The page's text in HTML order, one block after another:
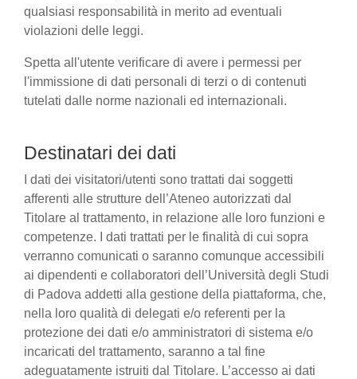
qualsiasi responsabilità in merito ad eventuali
violazioni delle leggi.
Spetta all'utente verificare di avere i permessi per
l'immissione di dati personali di terzi o di contenuti
tutelati dalle norme nazionali ed internazionali.
Destinatari dei dati
I dati dei visitatori/utenti sono trattati dai soggetti
afferenti alle strutture dell’Ateneo autorizzati dal
Titolare al trattamento, in relazione alle loro funzioni e
competenze. I dati trattati per le finalità di cui sopra
verranno comunicati o saranno comunque accessibili
ai dipendenti e collaboratori dell’Università degli Studi
di Padova addetti alla gestione della piattaforma, che,
nella loro qualità di delegati e/o referenti per la
protezione dei dati e/o amministratori di sistema e/o
incaricati del trattamento, saranno a tal fine
adeguatamente istruiti dal Titolare. L’accesso ai dati